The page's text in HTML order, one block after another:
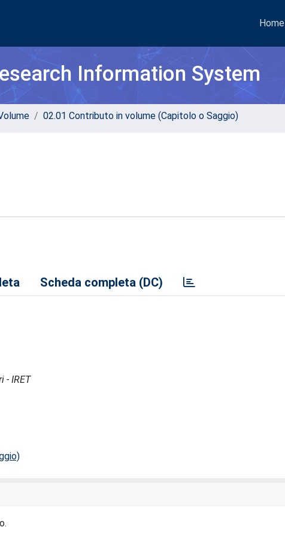
Home
Information System
02.01 Contributo in volume (Capitolo o Saggio)
Scheda completa (DC)
- IRET